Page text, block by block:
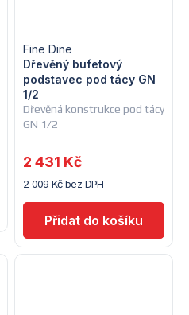
Dřevěná konstrukce pod tácy
GN 1/2
Dřevěný bufetový
podstavec pod tácy GN
1/2
Fine Dine
2 009 Kč bez DPH
2 431 Kč